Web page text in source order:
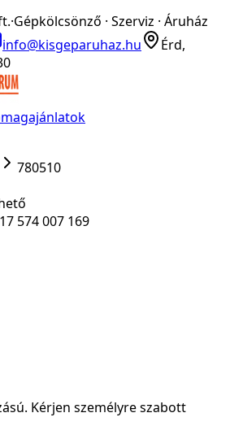
·Gépkölcsönző · Szerviz · Áruház
info@kisgeparuhaz.hu
Érd,
780510
574 007 169
Kérjen személyre szabott